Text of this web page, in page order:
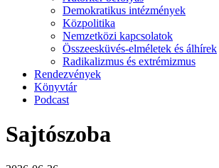
Demokratikus intézmények
Közpolitika
Nemzetközi kapcsolatok
Összeesküvés-elméletek és álhírek
Radikalizmus és extrémizmus
Rendezvények
Könyvtár
Podcast
Sajtószoba